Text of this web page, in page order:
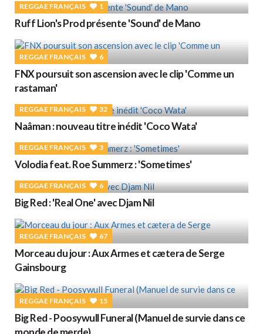
REGGAE FRANÇAIS 1
Ruff Lion's Prod présente 'Sound' de Mano
REGGAE FRANÇAIS 6
FNX poursuit son ascension avec le clip 'Comme un
rastaman'
REGGAE FRANÇAIS 32
Naâman : nouveau titre inédit 'Coco Wata'
REGGAE FRANÇAIS 3
Volodia feat. Roe Summerz : 'Sometimes'
REGGAE FRANÇAIS 6
Big Red : 'Real One' avec Djam Nil
REGGAE FRANÇAIS 67
Morceau du jour : Aux Armes et cætera de Serge
Gainsbourg
REGGAE FRANÇAIS 15
Big Red - Poosywull Funeral (Manuel de survie dans ce